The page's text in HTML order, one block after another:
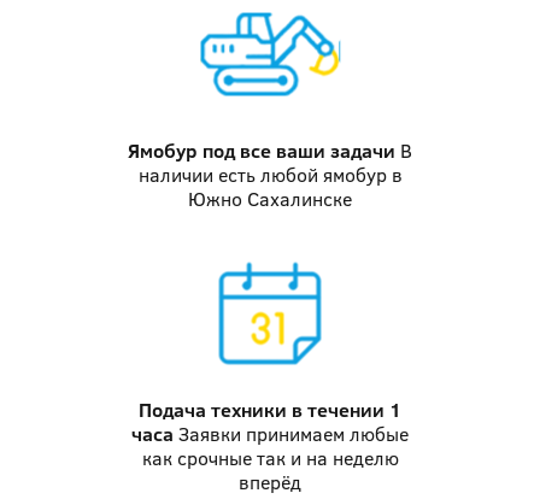
Ямобур под все ваши задачи В
наличии есть любой ямобур в
Южно Сахалинске
Подача техники в течении 1
часа Заявки принимаем любые
как срочные так и на неделю
вперёд